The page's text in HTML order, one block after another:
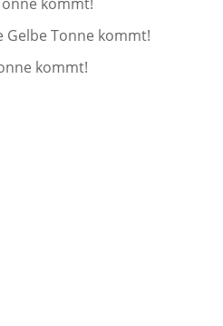
Gelbe Tonne kommt!
kommt!